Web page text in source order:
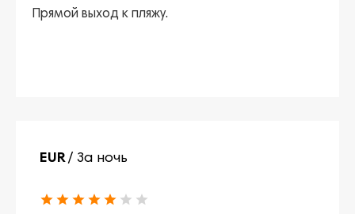
Прямой выход к пляжу.
EUR/ За ночь